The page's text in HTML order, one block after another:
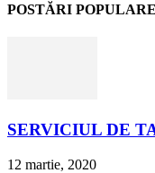
POSTĂRI POPULARE
SERVICIUL DE
12 martie, 2020